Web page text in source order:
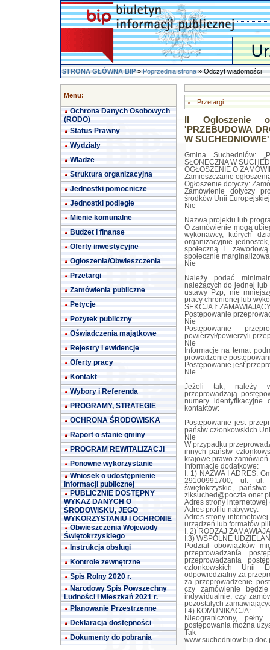
STRONA GŁÓWNA BIP»Poprzednia strona» Odczyt wiadomości
Menu:
Ochrona Danych Osobowych
(RODO)
Status Prawny
Wydziały
Władze
Struktura organizacyjna
Jednostki pomocnicze
Jednostki podległe
Mienie komunalne
Budżet i finanse
Oferty inwestycyjne
Ogłoszenia/Obwieszczenia
Przetargi
Zamówienia publiczne
Petycje
Pożytek publiczny
Oświadczenia majątkowe
Rejestry i ewidencje
Oferty pracy
Kontakt
Wybory i Referenda
PROGRAMY, STRATEGIE
OCHRONA ŚRODOWISKA
Raport o stanie gminy
PROGRAM REWITALIZACJI
Ponowne wykorzystanie
Wniosek o udostępnienie
informacji publicznej
PUBLICZNIE DOSTĘPNY
WYKAZ DANYCH O
ŚRODOWISKU, JEGO
WYKORZYSTANIU I OCHRONIE
Obwieszczenia Wojewody
Świętokrzyskiego
Instrukcja obsługi
Kontrole zewnętrzne
Spis Rolny 2020 r.
Narodowy Spis Powszechny
Ludności i Mieszkań 2021 r.
Planowanie Przestrzenne
Deklaracja dostępności
Dokumenty do pobrania
Przetargi
II Ogłoszenie
'PRZEBUDOWA
W SUCHEDNIOWIE'
Gmina Suchedniów:
SŁONECZNA W
OGŁOSZENIE O
Zamieszczanie
Ogłoszenie dotyczy:
Zamówienie dotyczy
środków Unii Europejskiej
Nie
Nazwa projektu lub
O zamówienie mogą
wykonawcy, których
organizacyjnie
społeczną i
społecznie
Nie
Należy podać
należących do jednej lub
ustawy Pzp, nie
pracy chronionej lub
SEKCJA I:
Postępowanie
Nie
Postępowanie
powierzył/powierzyli
Nie
Informacje na temat
prowadzenie
Postępowanie jest
Nie
Jeżeli tak, należy
przeprowadzają
numery
kontaktów:
Postępowanie jest
państw członkowskich
Nie
W przypadku
innych państw
krajowe prawo
Informacje dodatkowe:
I. 1) NAZWA I ADRES:
29100991700, ul.
świętokrzyskie,
ziksuched@poczta.onet.pl
Adres strony
Adres profilu nabywcy:
Adres strony
urządzeń lub formatów
I. 2) RODZAJ
I.3) WSPÓLNE
Podział obowiązków
przeprowadzania
przeprowadzania
członkowskich Unii
odpowiedzialny za
za przeprowadzenie
czy zamówienie
indywidualnie, czy
pozostałych
I.4) KOMUNIKACJA:
Nieograniczony,
postępowania można
Tak